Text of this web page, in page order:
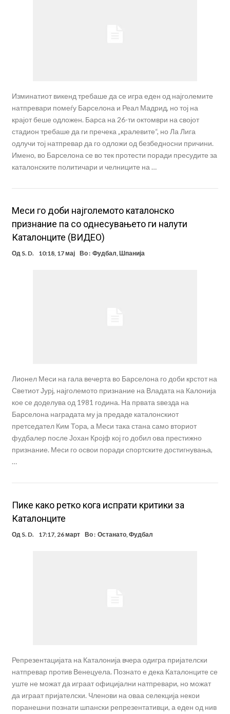
Изминатиот викенд требаше да се игра еден од најголемите
натпревари помеѓу Барселона и Реал Мадрид, но тој на
крајот беше одложен. Барса на 26-ти октомври на својот
стадион требаше да ги пречека „кралевите“, но Ла Лига
одлучи тој натпревар да го одложи од безбедносни причини.
Имено, во Барселона се во тек протести поради пресудите за
каталонските политичари и челниците на …
Mеси го доби најголемото каталонско
признание па со однесувањето ги налути
Каталонците (ВИДЕО)
Од S. D. 10:18, 17 мај Во : Фудбал Шпанија
Лионел Меси на гала вечерта во Барселона го доби крстот на
Светиот Јурј, најголемото признание на Владата на Калонија
кое се доделува од 1981 година. На првата ѕвезда на
Барселона наградата му ја предаде каталонскиот
претседател Ким Тора, а Меси така стана само вториот
фудбалер после Јохан Кројф кој го добил ова престижно
признание. Меси го освои поради спортските достигнувања,
…
Пике како ретко кога испрати критики за
Каталонците
Од S. D. 17:17, 26 март Во : Останато,Фудбал
Репрезентацијата на Каталонија вчера одигра пријателски
натпревар против Венецуела. Познато е дека Каталонците се
уште не можат да играат официјални натпревари, но можат
да играат пријателски. Членови на оваа селекција некои
поранешни познати шпански репрезентативци, а еден од нив